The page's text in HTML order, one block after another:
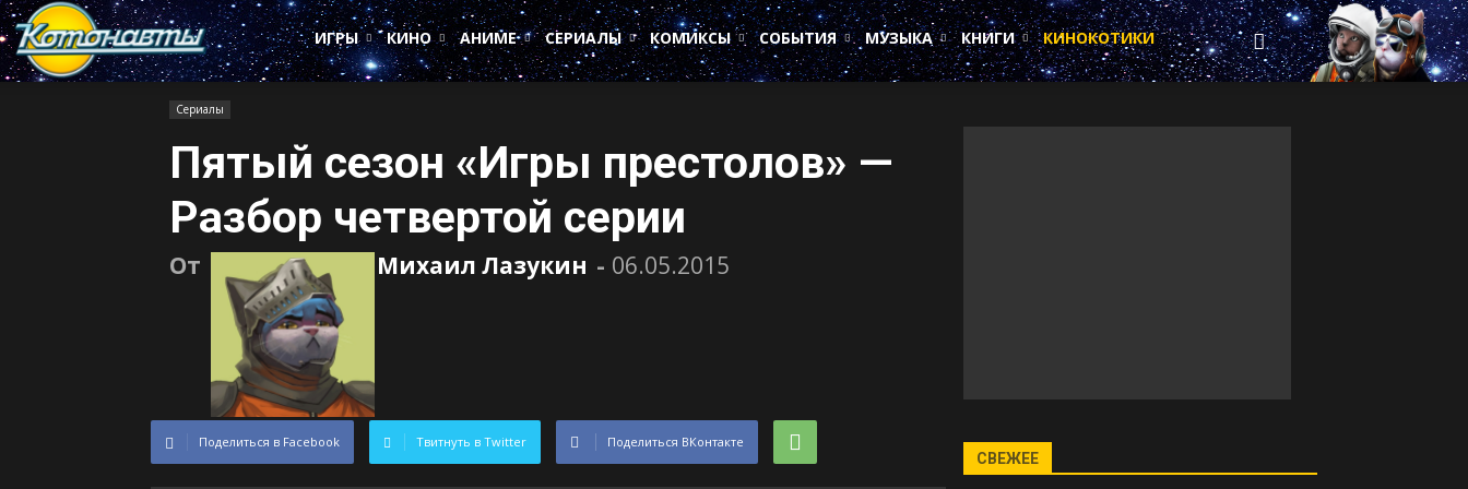
Котонавты
ИГРЫ
КИНО АНИМЕ СЕРИАЛЫ КОМИКСЫ СОБЫТИЯ МУЗЫКА КНИГИ КИНОКОТИКИ
Сериалы
Пятый сезон «Игры престолов» —
Разбор четвертой серии
От Михаил Лазукин - 06.05.2015
Поделиться в Facebook Твитнуть в Twitter Поделиться ВКонтакте
СВЕЖЕЕ